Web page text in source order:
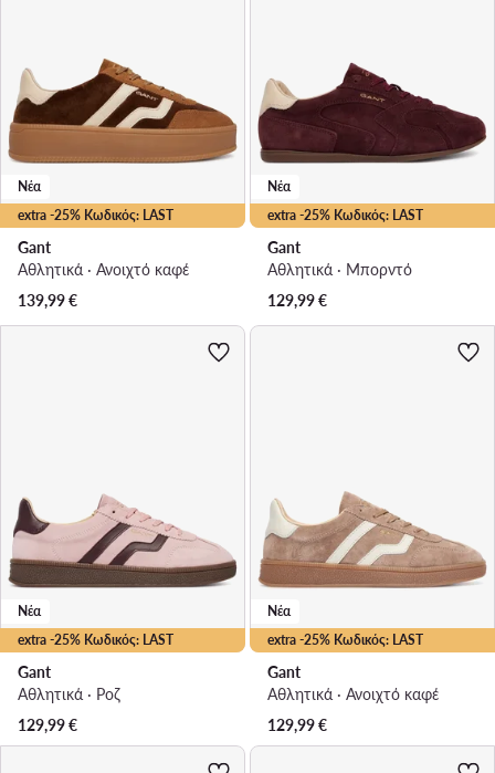
extra -25% Κωδικός: LAST
Νέα
Gant
Αθλητικά · Ανοιχτό καφέ
139,99€
extra -25% Κωδικός: LAST
Νέα
Gant
Αθλητικά · Μπορντό
129,99€
extra -25% Κωδικός: LAST
Νέα
Gant
Αθλητικά · Ροζ
129,99€
extra -25% Κωδικός: LAST
Νέα
Gant
Αθλητικά · Ανοιχτό καφέ
129,99€